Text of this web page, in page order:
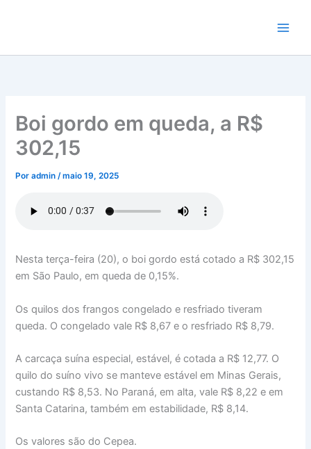
conteúdo
Boi gordo em queda, a R$
302,15
Poradmin/maio 19, 2025
Nesta terça-feira (20), o boi gordo está cotado a R$ 302,15
em São Paulo, em queda de 0,15%.
Os quilos dos frangos congelado e resfriado tiveram
queda. O congelado vale R$ 8,67 e o resfriado R$ 8,79.
A carcaça suína especial, estável, é cotada a R$ 12,77. O
quilo do suíno vivo se manteve estável em Minas Gerais,
custando R$ 8,53. No Paraná, em alta, vale R$ 8,22 e em
Santa Catarina, também em estabilidade, R$ 8,14.
Os valores são do Cepea.